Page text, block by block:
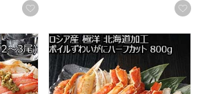
お気に入りに登録する
おおずわいがに 1kg(2〜3尾)【おい
ロシア産 極洋 北海道加工 ボ